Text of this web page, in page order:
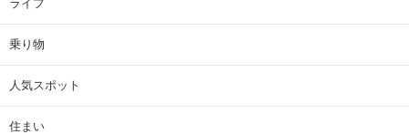
ライフ
乗り物
人気スポット
住まい